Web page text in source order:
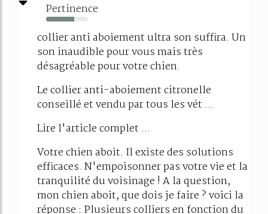
Pertinence
67%
collier anti aboiement ultra son suffira. Un
son inaudible pour vous mais très
désagréable pour votre chien.
Le collier anti-aboiement citronelle
conseillé et vendu par tous les vét ...
Lire l'article complet ...
Votre chien aboit. Il existe des solutions
efficaces. N'empoisonner pas votre vie et la
tranquilité du voisinage ! A la question,
mon chien aboit, que dois je faire ? voici la
réponse : Plusieurs colliers en fonction du